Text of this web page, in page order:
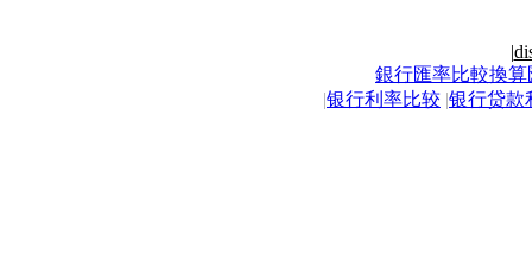
|
銀行匯率比較換算
|银行利率比较 |银行贷款